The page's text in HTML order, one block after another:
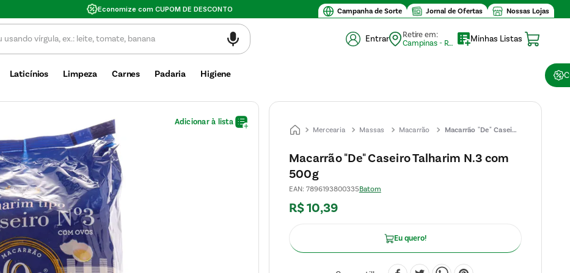
Campanha de Sorte Jornal de Ofertas Nossas Lojas
Valor mínimo de compra $30
Entrar
Retire em:
Campinas - Retirada (10)
Minhas Listas
Laticínios Limpeza Carnes Padaria Higiene
Mercearia Massas Macarrão
Macarrão "De" Caseiro
500g
Macarrão "De" Caseiro Talharim N.3 com
500g
EAN: 7896193800335Batom
R$10,39
Eu quero!